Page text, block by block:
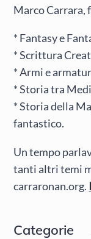
Marco Carrara,
* Fantasy e
* Scrittura
* Armi e
* Storia tra
* Storia della
fantastico.
Un tempo
tanti altri temi
carraronan.org.
Categorie